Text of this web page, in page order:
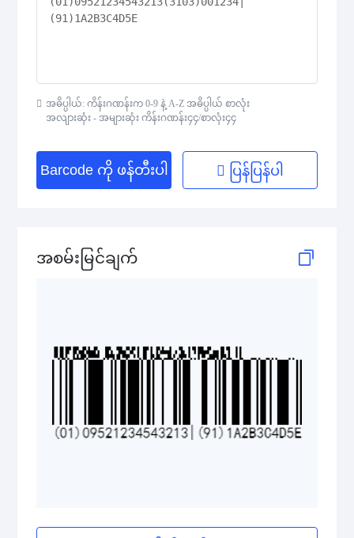
GS1 DataBar Limited
GS1 DataBar Omnidirectional
GS1 DataBar Stacked
GS1 DataBar Stacked Omnidirectional
အဓိပ္ပါယ်: ကိန်းဂဏန်းက 0-9 နဲ့ A-Z အဓိပ္ပါယ် စာလုံး
အလျားဆုံး - အများဆုံး ကိန်းဂဏန်း၄၄/စာလုံး၄၄
Barcode ကို ဖန်တီးပါ ပြန်ပြန်ပါ
အစမ်းမြင်ချက်